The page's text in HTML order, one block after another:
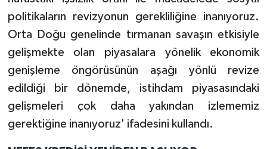
politikaların revizyonun gerekliliğine inanıyoruz.
Orta Doğu genelinde tırmanan savaşın etkisiyle
gelişmekte olan piyasalara yönelik ekonomik
genişleme öngörüsünün aşağı yönlü revize
edildiği bir dönemde, istihdam piyasasındaki
gelişmeleri çok daha yakından izlememiz
gerektiğine inanıyoruz' ifadesini kullandı.